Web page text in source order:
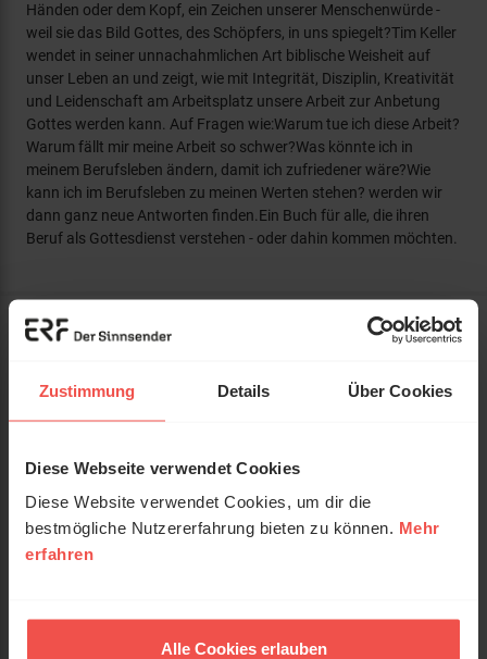
Zustimmung Details Über Cookies
Diese Webseite verwendet Cookies
Diese Website verwendet Cookies, um dir die
bestmögliche Nutzererfahrung bieten zu können. Mehr
erfahren
Alle Cookies erlauben
Händen oder dem Kopf, ein Zeichen unserer Menschenwürde -
weil sie das Bild Gottes, des Schöpfers, in uns spiegelt?Tim Keller
wendet in seiner unnachahmlichen Art biblische Weisheit auf
unser Leben an und zeigt, wie mit Integrität, Disziplin, Kreativität
und Leidenschaft am Arbeitsplatz unsere Arbeit zur Anbetung
Gottes werden kann. Auf Fragen wie:Warum tue ich diese Arbeit?
Warum fällt mir meine Arbeit so schwer?Was könnte ich in
meinem Berufsleben ändern, damit ich zufriedener wäre?Wie
kann ich im Berufsleben zu meinen Werten stehen? werden wir
dann ganz neue Antworten finden.Ein Buch für alle, die ihren
Beruf als Gottesdienst verstehen - oder dahin kommen möchten.
Artikelnummer:
Berufung
Katherine
EAN: 9783765533716